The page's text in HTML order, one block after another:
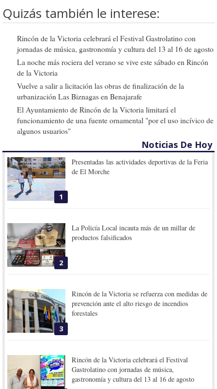
Quizás también le interese:
Rincón de la Victoria celebrará el Festival Gastrolatino con
jornadas de música, gastronomía y cultura del 13 al 16 de agosto
La noche más rociera del verano se vive este sábado en Rincón
de la Victoria
Vuelve a salir a licitación las obras de finalización de la
urbanización Las Biznagas en Benajarafe
El Ayuntamiento de Rincón de la Victoria limitará el
funcionamiento de una fuente ornamental "por el uso incívico de
algunos usuarios"
Noticias De Hoy
1
Presentadas las actividades deportivas de la Feria
de El Morche
2
La Policía Local incauta más de un millar de
productos falsificados
3
Rincón de la Victoria se refuerza con medidas de
prevención ante el alto riesgo de incendios
forestales
Rincón de la Victoria celebrará el Festival
Gastrolatino con jornadas de música,
gastronomía y cultura del 13 al 16 de agosto